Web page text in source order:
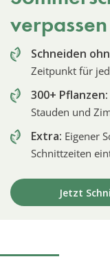
verpassen
Schneiden
Zeitpunkt für
300+ Pflanzen:
Stauden und
Extra: Eigener
Schnittzeiten
Jetzt